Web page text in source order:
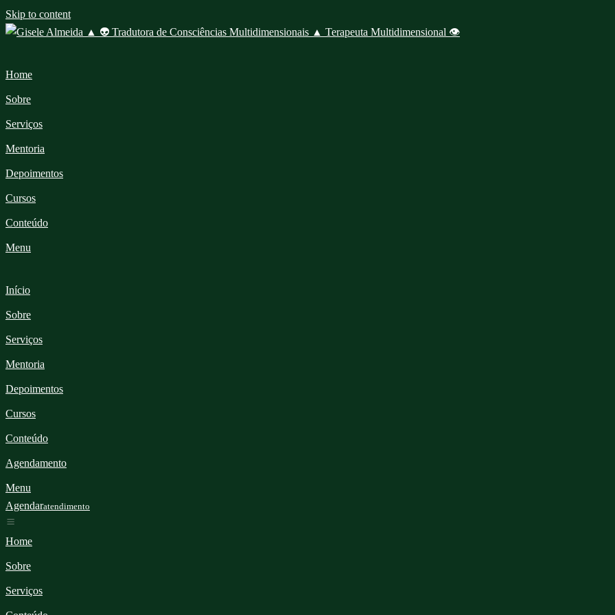
Skip to content
Home
Sobre
Serviços
Mentoria
Depoimentos
Cursos
Conteúdo
Menu
Início
Sobre
Serviços
Mentoria
Depoimentos
Cursos
Conteúdo
Agendamento
Menu
Agendaratendimento
Home
Sobre
Serviços